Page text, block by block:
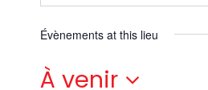
Évènements at this lieu
À venir